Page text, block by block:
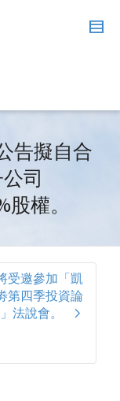
告擬自合
司
權。
受邀參加「凱
第四季投資論
法說會。